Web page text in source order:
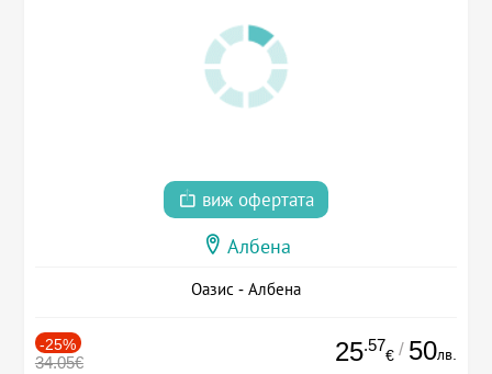
виж офертата
Албена
Оазис - Албена
-25%
34.05€ 25.57
€ / 50лв.